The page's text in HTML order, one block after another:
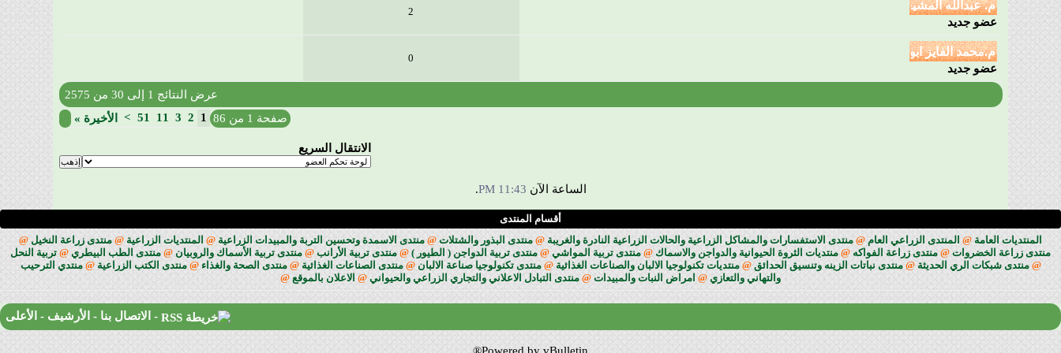
عضو جديد
2
عضو جديد
0
عرض النتائج 1 إلى 30 من 2575
صفحة 1 من 86
1
2
3
11
51
> الأخيرة »
الانتقال السريع
الساعة الآن 11:43 PM
.
أقسام المنتدى
المنتديات العامة @المنتدى الزراعي العام @منتدى الاستفسارات والمشاكل الزراعية والحالات الزراعية النادرة والغريبة @منتدى البذور والشتلات @ منتدى الاسمدة وتحسين التربة والمبيدات الزراعية @المنتديات الزراعية @ منتدى زراعة النخيل @
منتدى زراعة الخضروات @منتدى زراعة الفواكه @منتديات الثروة الحيوانية والدواجن والاسماك @منتدى تربية المواشي @ منتدى تربية الدواجن ( الطيور ) @ منتدى تربية الأرانب @ منتدى تربية الأسماك والروبيان @منتدى الطب البيطري @تربية النحل
@منتدى شبكات الري الحديثة @منتدى نباتات الزينه وتنسيق الحدائق @منتديات تكنولوجيا الالبان والصناعات الغذائية @منتدى تكنولوجيا صناعة الالبان @منتدى الصناعات الغذائية @منتدى الصحة والغذاء @منتدى الكتب الزراعية @منتدي الترحيب
والتهاني والتعازي @امراض النبات والمبيدات @منتدى التبادل الاعلاني والتجاري الزراعي والحيواني @ الاعلان بالموقع @
- الاتصال بنا - الأرشيف - الأعلى